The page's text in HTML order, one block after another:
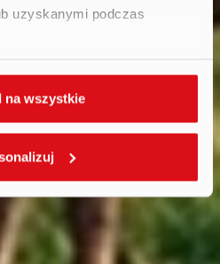
uzyskanymi podczas
na wszystkie